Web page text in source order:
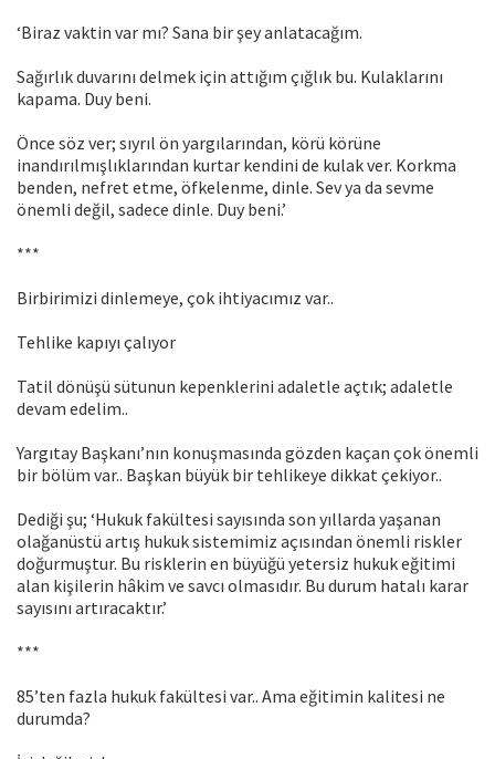
‘Biraz vaktin var mı? Sana bir şey anlatacağım.
Sağırlık duvarını delmek için attığım çığlık bu. Kulaklarını
kapama. Duy beni.
Önce söz ver; sıyrıl ön yargılarından, körü körüne
inandırılmışlıklarından kurtar kendini de kulak ver. Korkma
benden, nefret etme, öfkelenme, dinle. Sev ya da sevme
önemli değil, sadece dinle. Duy beni.’
***
Birbirimizi dinlemeye, çok ihtiyacımız var..
Tehlike kapıyı çalıyor
Tatil dönüşü sütunun kepenklerini adaletle açtık; adaletle
devam edelim..
Yargıtay Başkanı’nın konuşmasında gözden kaçan çok önemli
bir bölüm var.. Başkan büyük bir tehlikeye dikkat çekiyor..
Dediği şu; ‘Hukuk fakültesi sayısında son yıllarda yaşanan
olağanüstü artış hukuk sistemimiz açısından önemli riskler
doğurmuştur. Bu risklerin en büyüğü yetersiz hukuk eğitimi
alan kişilerin hâkim ve savcı olmasıdır. Bu durum hatalı karar
sayısını artıracaktır.’
***
85’ten fazla hukuk fakültesi var.. Ama eğitimin kalitesi ne
durumda?